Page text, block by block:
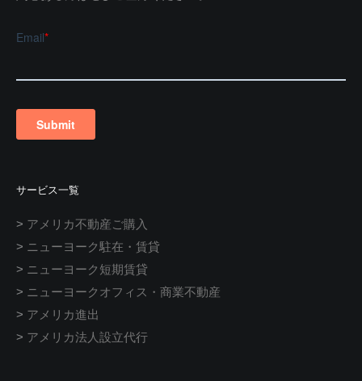
サービス一覧
> アメリカ不動産ご購入
> ニューヨーク駐在・賃貸
> ニューヨーク短期賃貸
> ニューヨークオフィス・商業不動産
> アメリカ進出
> アメリカ法人設立代行